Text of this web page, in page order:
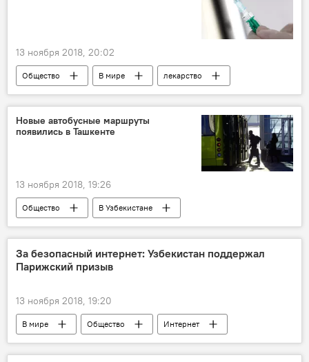
13 ноября 2018, 20:02
Общество В мире
лекарство
Казахстан
комиссия
Новые автобусные маршруты
появились в Ташкенте
13 ноября 2018, 19:26
Общество В Узбекистане
За безопасный интернет: Узбекистан поддержал
Парижский призыв
13 ноября 2018, 19:20
В мире Общество
Интернет
Узбекистан
безопасность